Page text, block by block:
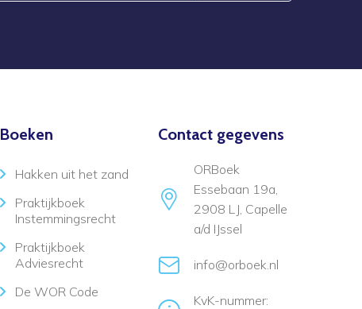
Boeken
Hakken uit het zand
Praktijkboek
Instemmingsrecht
Praktijkboek
Adviesrecht
De WOR Code
Contact gegevens
ORBoek
Essebaan 19a,
2908 LJ, Capelle
a/d IJssel
info@orboek.nl
KvK-nummer: